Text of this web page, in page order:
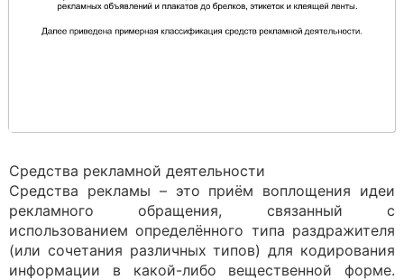
Средства рекламной деятельности
Средства рекламы – это приём воплощения идеи
рекламного обращения, связанный с
использованием определённого типа раздражителя
(или сочетания различных типов) для кодирования
информации в какой-либо вещественной форме.